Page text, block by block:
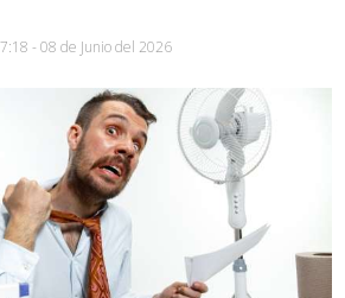
- 08 de Junio del 2026